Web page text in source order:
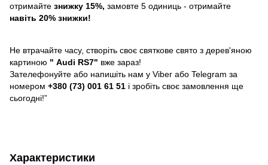
отримайте знижку 15%, замовте 5 одиниць - отримайте
навіть 20% знижки!
Не втрачайте часу, створіть своє святкове свято з дерев'яною
картиною " Audi RS7" вже зараз!
Зателефонуйте або напишіть нам у Viber або Telegram за
номером +380 (73) 001 61 51 і зробіть своє замовлення ще
сьогодні!”
Характеристики